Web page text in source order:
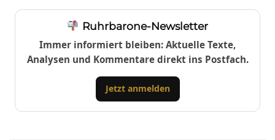
Ruhrbarone-Newsletter
Immer informiert bleiben: Aktuelle Texte,
Analysen und Kommentare direkt ins Postfach.
Jetzt anmelden